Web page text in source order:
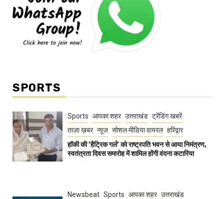
SPORTS
Sports आपका शहर उत्तराखंड ट्रेंडिंग खबरें
ताज़ा ख़बर न्यूज़ सोशल मीडिया वायरल हरिद्वार
हॉकी की ‘हैट्रिक गर्ल’ को राष्ट्रपति भवन से आया निमंत्रण,
स्वतंत्रता दिवस समारोह में शामिल होंगी वंदना कटारिया
Newsbeat Sports आपका शहर उत्तराखंड